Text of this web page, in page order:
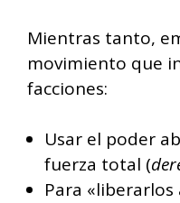
Mientras tanto,
movimiento que
facciones:
Usar el poder
fuerza total (
Para «liberarlos